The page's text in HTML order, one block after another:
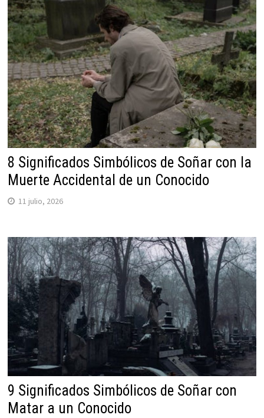
8 Significados Simbólicos de Soñar con la
Muerte Accidental de un Conocido
11 julio, 2026
9 Significados Simbólicos de Soñar con
Matar a un Conocido